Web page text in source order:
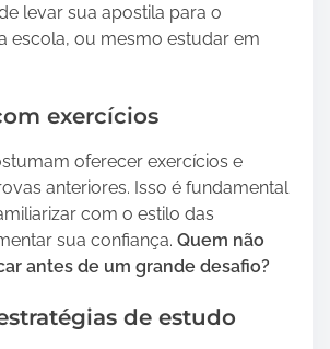
levar sua apostila para o
escola, ou mesmo estudar em
exercícios
oferecer exercícios e
anteriores. Isso é fundamental
com o estilo das
sua confiança. Quem não
antes de um grande desafio?
de estudo